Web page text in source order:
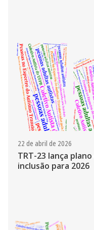
22 de abril de 2026
TRT-23 lança
inclusão para 2026